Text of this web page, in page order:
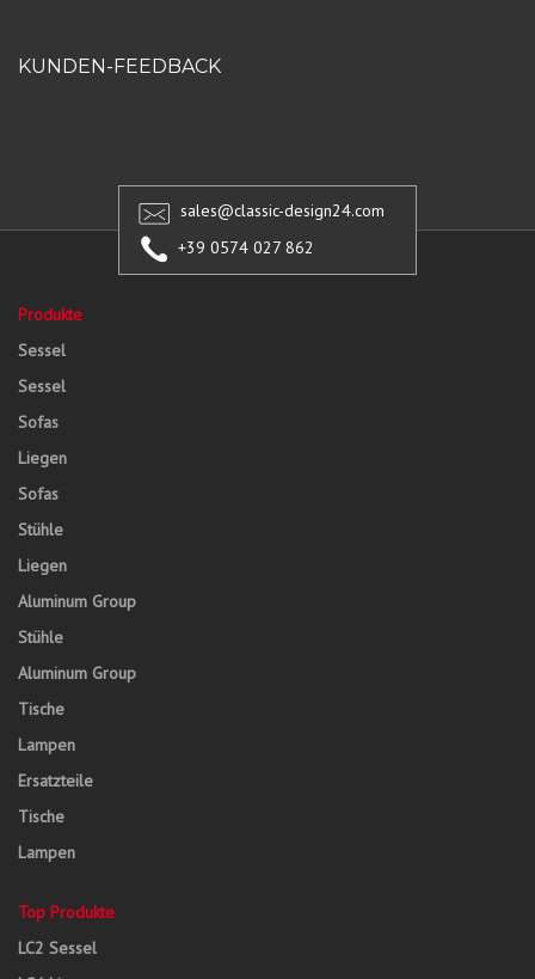
KUNDEN-FEEDBACK
sales@classic-design24.com
+39 0574 027 862
Produkte
Sessel
Sessel
Sofas
Liegen
Sofas
Stühle
Liegen
Aluminum Group
Stühle
Aluminum Group
Tische
Lampen
Ersatzteile
Tische
Lampen
Top Produkte
LC2 Sessel